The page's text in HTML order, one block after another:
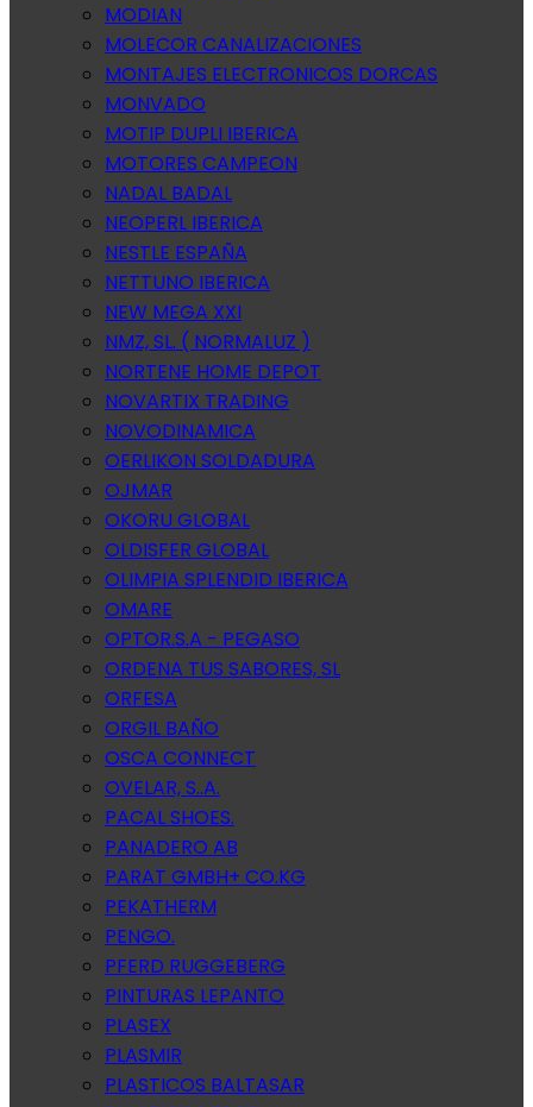
MODIAN
MOLECOR CANALIZACIONES
MONTAJES ELECTRONICOS DORCAS
MONVADO
MOTIP DUPLI IBERICA
MOTORES CAMPEON
NADAL BADAL
NEOPERL IBERICA
NESTLE ESPAÑA
NETTUNO IBERICA
NEW MEGA XXI
NMZ, SL. ( NORMALUZ )
NORTENE HOME DEPOT
NOVARTIX TRADING
NOVODINAMICA
OERLIKON SOLDADURA
OJMAR
OKORU GLOBAL
OLDISFER GLOBAL
OLIMPIA SPLENDID IBERICA
OMARE
OPTOR.S.A - PEGASO
ORDENA TUS SABORES, SL
ORFESA
ORGIL BAÑO
OSCA CONNECT
OVELAR, S..A.
PACAL SHOES.
PANADERO AB
PARAT GMBH+ CO.KG
PEKATHERM
PENGO.
PFERD RUGGEBERG
PINTURAS LEPANTO
PLASEX
PLASMIR
PLASTICOS BALTASAR